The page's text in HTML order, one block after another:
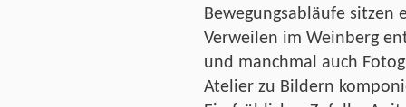
Bewegungsabläufe sitzen
Verweilen im Weinberg
und manchmal auch
Atelier zu Bildern